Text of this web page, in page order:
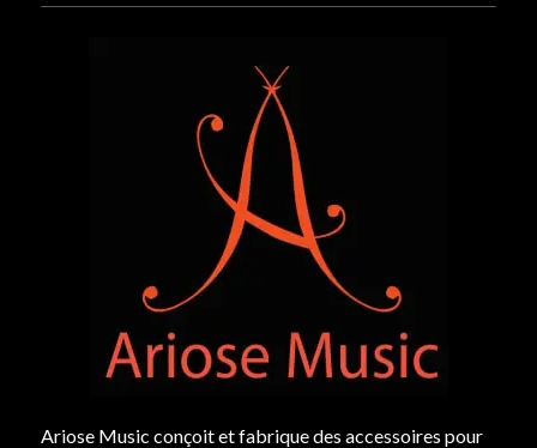
Ariose Music conçoit et fabrique des accessoires pour